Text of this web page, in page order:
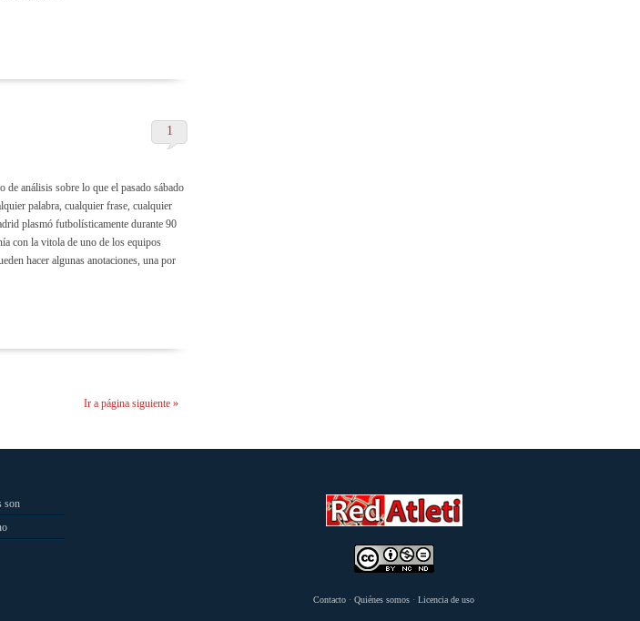
1
de análisis sobre lo que el pasado sábado
palabra, cualquier frase, cualquier
plasmó futbolísticamente durante 90
con la vitola de uno de los equipos
hacer algunas anotaciones, una por
Ir a página siguiente »
son
Contacto · Quiénes somos · Licencia de uso